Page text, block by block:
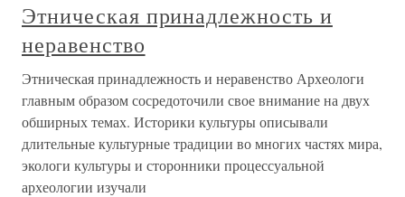
Этническая принадлежность и
неравенство
Этническая принадлежность и неравенство Археологи
главным образом сосредоточили свое внимание на двух
обширных темах. Историки культуры описывали
длительные культурные традиции во многих частях мира,
экологи культуры и сторонники процессуальной
археологии изучали